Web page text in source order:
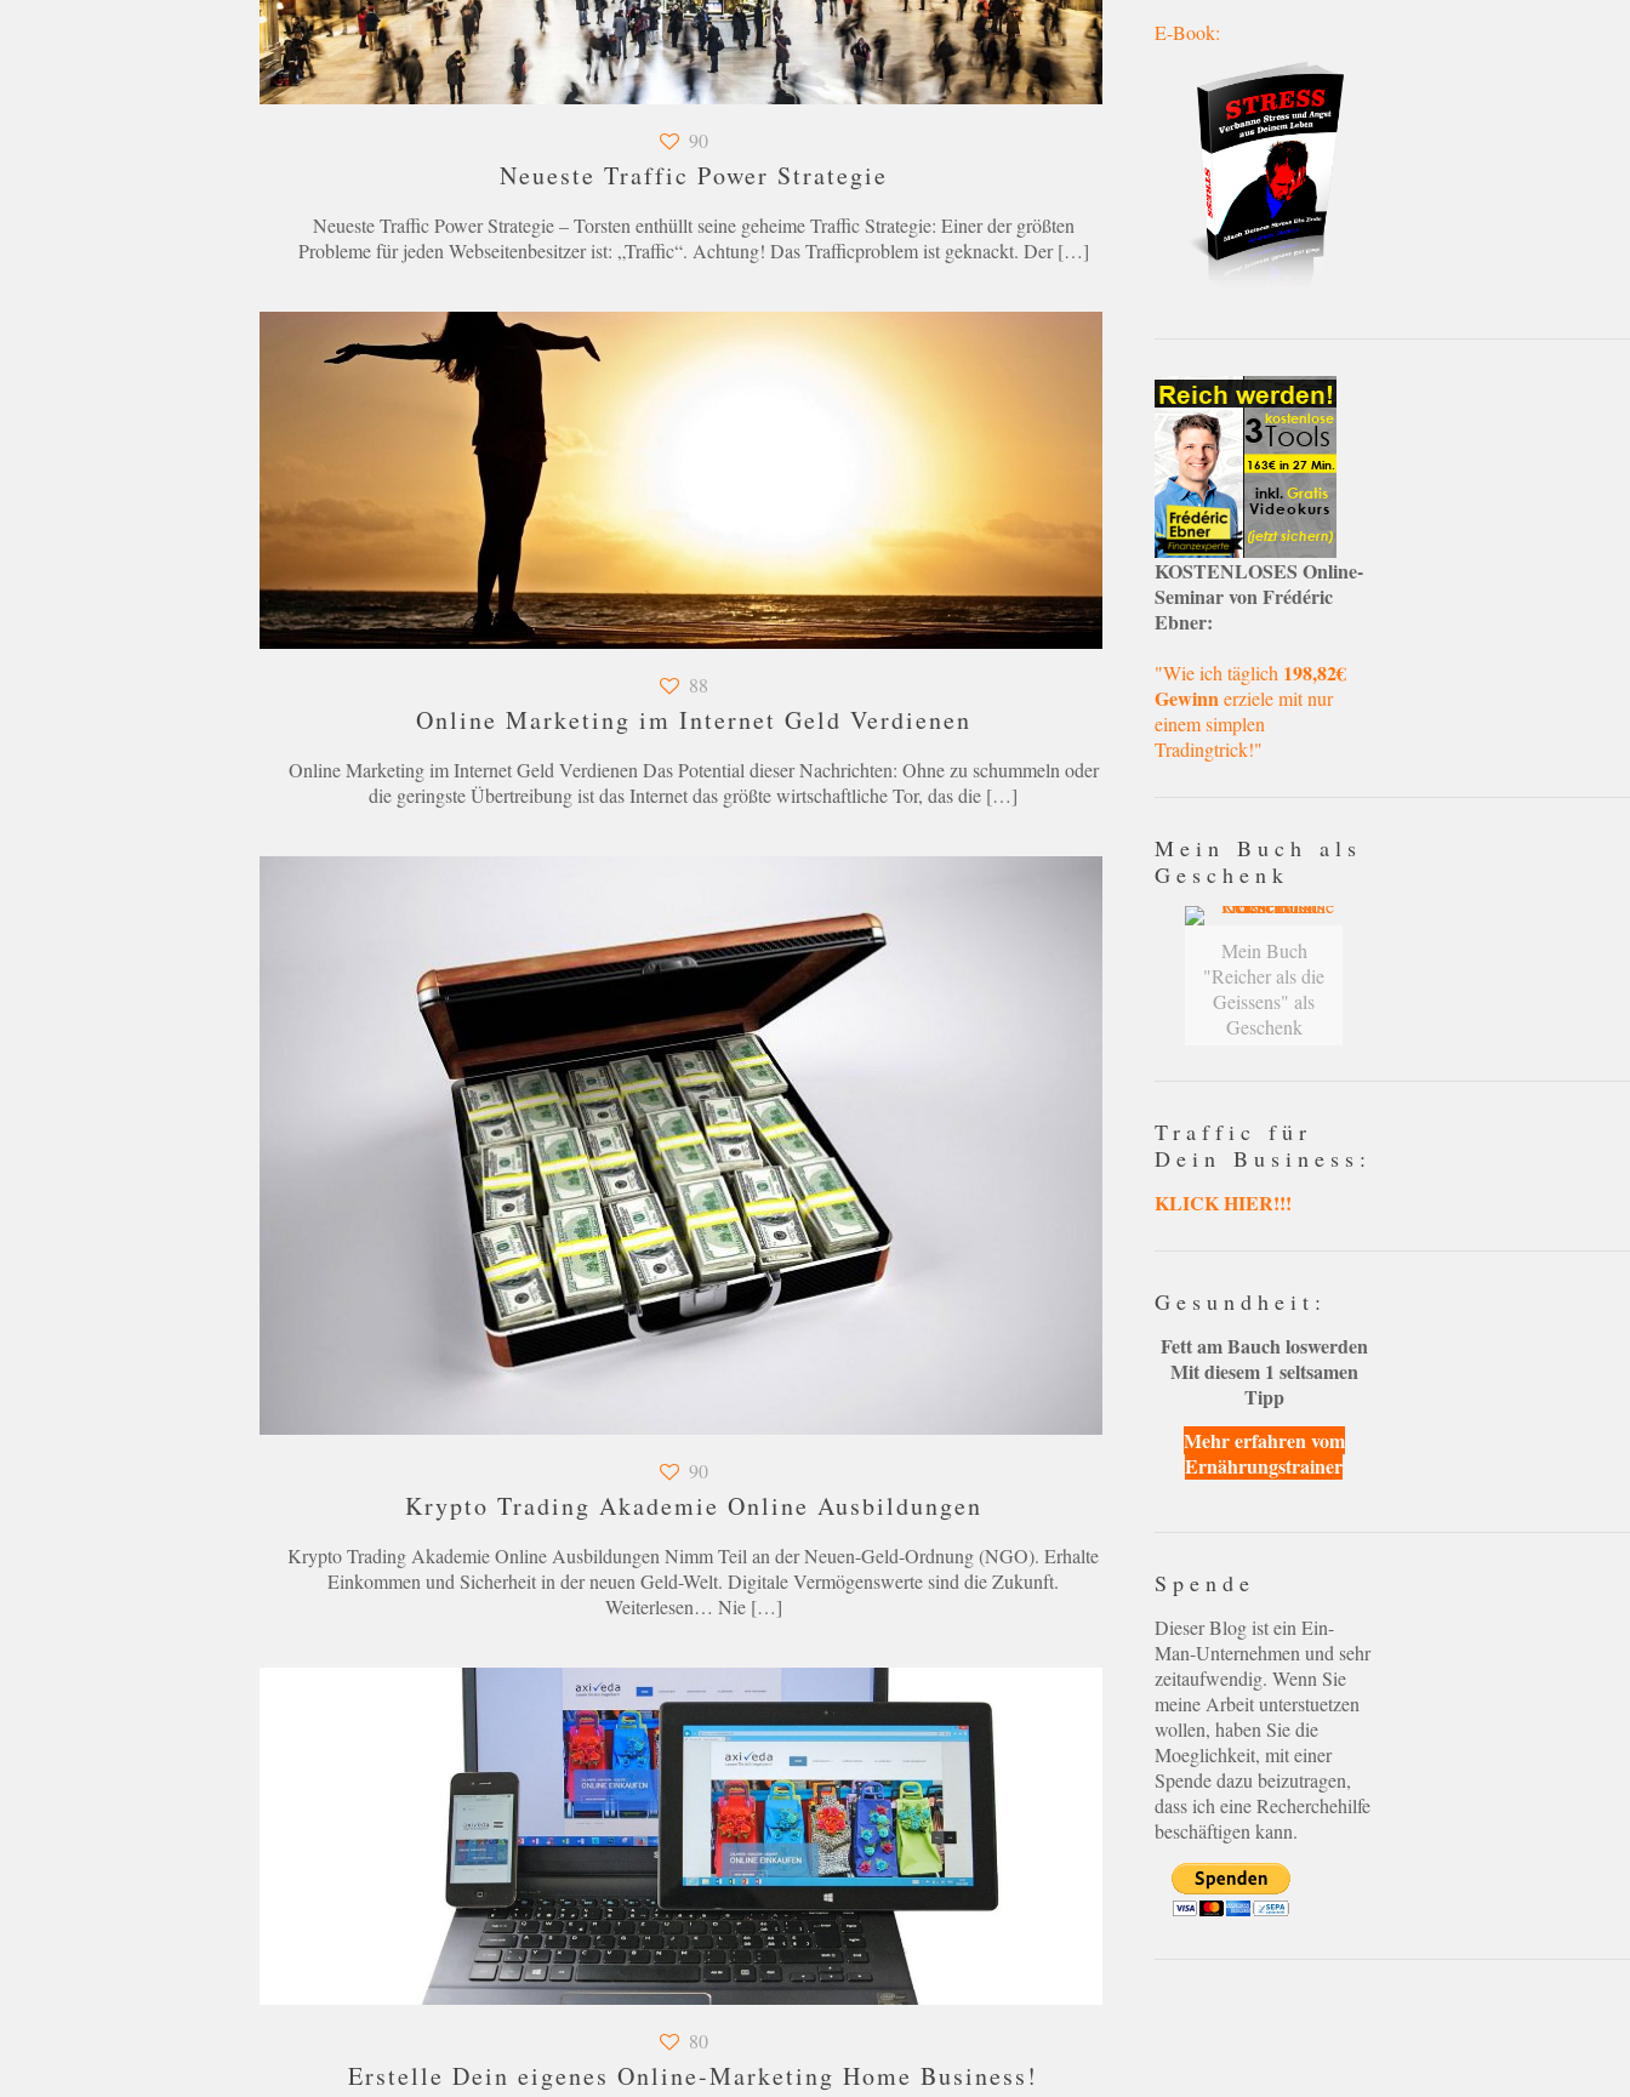
90
Neueste Traffic Power Strategie
Neueste Traffic Power Strategie – Torsten enthüllt seine geheime Traffic Strategie: Einer der größten
Probleme für jeden Webseitenbesitzer ist: „Traffic“. Achtung! Das Trafficproblem ist geknackt. Der[…]
88
Online Marketing im Internet Geld Verdienen
Online Marketing im Internet Geld Verdienen Das Potential dieser Nachrichten: Ohne zu schummeln oder
die geringste Übertreibung ist das Internet das größte wirtschaftliche Tor, das die […]
90
Krypto Trading Akademie Online Ausbildungen
Krypto Trading Akademie Online Ausbildungen Nimm Teil an der Neuen-Geld-Ordnung (NGO). Erhalte
Einkommen und Sicherheit in der neuen Geld-Welt. Digitale Vermögenswerte sind die Zukunft.
Weiterlesen… Nie[…]
80
Erstelle Dein eigenes Online-Marketing Home Business!
E-Book:
KOSTENLOSES Online-
Seminar von Frédéric
Ebner:
"Wie ich täglich 198,82€
Gewinn erziele mit nur
einem simplen
Tradingtrick!"
Mein Buch als
Geschenk
Mein Buch
"Reicher als die
Geissens" als
Geschenk
Traffic für
Dein Business:
KLICK HIER!!!
Gesundheit:
Fett am Bauch loswerden
Mit diesem 1 seltsamen
Tipp
Mehr erfahren vom
Ernährungstrainer
Spende
Dieser Blog ist ein Ein-
Man-Unternehmen und sehr
zeitaufwendig. Wenn Sie
meine Arbeit unterstuetzen
wollen, haben Sie die
Moeglichkeit, mit einer
Spende dazu beizutragen,
dass ich eine Recherchehilfe
beschäftigen kann.